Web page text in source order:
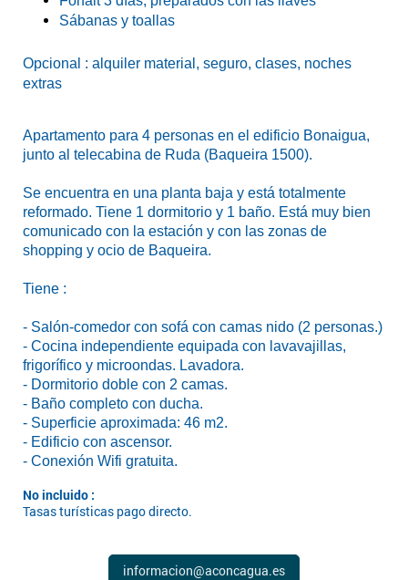
Sábanas y toallas
Opcional : alquiler material, seguro, clases, noches
extras
Apartamento para 4 personas en el edificio Bonaigua,
junto al telecabina de Ruda (Baqueira 1500).
Se encuentra en una planta baja y está totalmente
reformado. Tiene 1 dormitorio y 1 baño. Está muy bien
comunicado con la estación y con las zonas de
shopping y ocio de Baqueira.
Tiene :
- Salón-comedor con sofá con camas nido (2 personas.)
- Cocina independiente equipada con lavavajillas,
frigorífico y microondas. Lavadora.
- Dormitorio doble con 2 camas.
- Baño completo con ducha.
- Superficie aproximada: 46 m2.
- Edificio con ascensor.
- Conexión Wifi gratuita.
No incluido :
Tasas turísticas pago directo.
informacion@aconcagua.es